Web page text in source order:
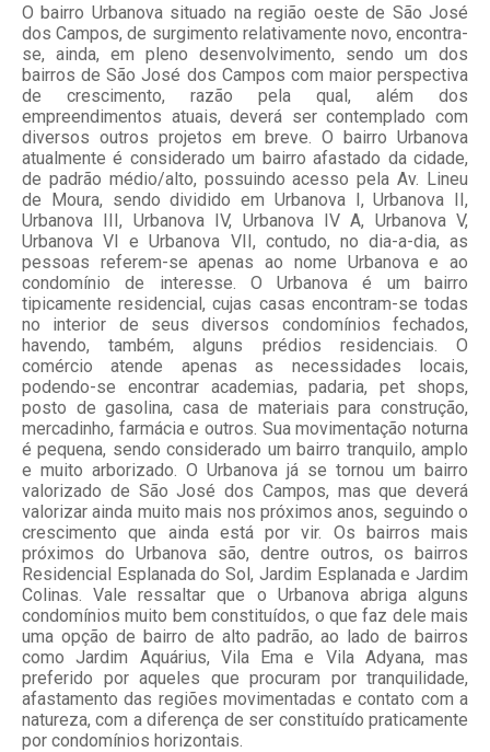
O bairro Urbanova situado na região oeste de São José
dos Campos, de surgimento relativamente novo, encontra-
se, ainda, em pleno desenvolvimento, sendo um dos
bairros de São José dos Campos com maior perspectiva
de crescimento, razão pela qual, além dos
empreendimentos atuais, deverá ser contemplado com
diversos outros projetos em breve. O bairro Urbanova
atualmente é considerado um bairro afastado da cidade,
de padrão médio/alto, possuindo acesso pela Av. Lineu
de Moura, sendo dividido em Urbanova I, Urbanova II,
Urbanova III, Urbanova IV, Urbanova IV A, Urbanova V,
Urbanova VI e Urbanova VII, contudo, no dia-a-dia, as
pessoas referem-se apenas ao nome Urbanova e ao
condomínio de interesse. O Urbanova é um bairro
tipicamente residencial, cujas casas encontram-se todas
no interior de seus diversos condomínios fechados,
havendo, também, alguns prédios residenciais. O
comércio atende apenas as necessidades locais,
podendo-se encontrar academias, padaria, pet shops,
posto de gasolina, casa de materiais para construção,
mercadinho, farmácia e outros. Sua movimentação noturna
é pequena, sendo considerado um bairro tranquilo, amplo
e muito arborizado. O Urbanova já se tornou um bairro
valorizado de São José dos Campos, mas que deverá
valorizar ainda muito mais nos próximos anos, seguindo o
crescimento que ainda está por vir. Os bairros mais
próximos do Urbanova são, dentre outros, os bairros
Residencial Esplanada do Sol, Jardim Esplanada e Jardim
Colinas. Vale ressaltar que o Urbanova abriga alguns
condomínios muito bem constituídos, o que faz dele mais
uma opção de bairro de alto padrão, ao lado de bairros
como Jardim Aquárius, Vila Ema e Vila Adyana, mas
preferido por aqueles que procuram por tranquilidade,
afastamento das regiões movimentadas e contato com a
natureza, com a diferença de ser constituído praticamente
por condomínios horizontais.